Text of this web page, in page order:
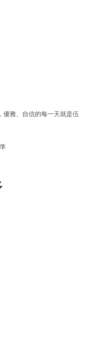
優雅、自信的每一天就是伍